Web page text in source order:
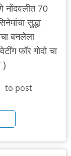
नोंदवलीत 70
सुद्धा
बनलेला
फॉर गोदो चा
)
to post